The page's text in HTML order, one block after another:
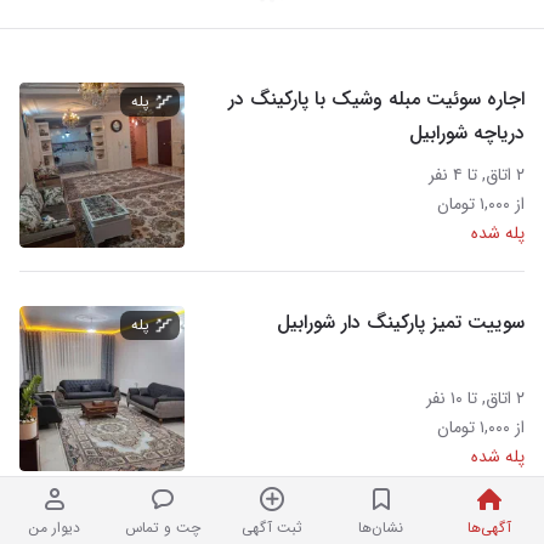
آگهی‌ها نشان‌ها ثبت آگهی چت و تماس دیوار من
اجاره سوئیت مبله وشیک با پارکینگ در
دریاچه شورابیل
۲ اتاق, تا ۴ نفر
از ۱,۰۰۰ تومان
پله شده
پله
سوییت تمیز پارکینگ دار شورابیل
۲ اتاق, تا ۱۰ نفر
از ۱,۰۰۰ تومان
پله شده
پله